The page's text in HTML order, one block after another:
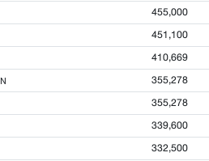
455,000
451,100
410,669
355,278
355,278
339,600
332,500